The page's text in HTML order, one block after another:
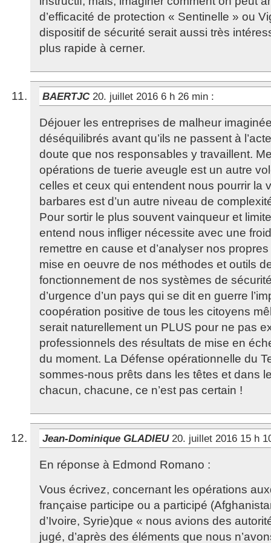
d’efficacité de protection « Sentinelle » ou
dispositif de sécurité serait aussi très
plus rapide à cerner.
BAERTJC 20. juillet 2016 6 h 26 min :
Déjouer les entreprises de malheur
déséquilibrés avant qu’ils ne passent à
doute que nos responsables y travaillent.
opérations de tuerie aveugle est un autre
celles et ceux qui entendent nous pourrir la
barbares est d’un autre niveau de
Pour sortir le plus souvent vainqueur et
entend nous infliger nécessite avec une
remettre en cause et d’analyser nos
mise en oeuvre de nos méthodes et outils
fonctionnement de nos systèmes de sécurité
d’urgence d’un pays qui se dit en guerre
coopération positive de tous les citoyens
serait naturellement un PLUS pour ne pas
professionnels des résultats de mise en
du moment. La Défense opérationnelle du
sommes-nous prêts dans les têtes et dans
chacun, chacune, ce n’est pas certain !
Jean-Dominique GLADIEU 20. juillet 2016 15 h
En réponse à Edmond Romano :
Vous écrivez, concernant les opérations
française participe ou a participé
d’Ivoire, Syrie)que « nous avions des
jugé, d’après des éléments que nous